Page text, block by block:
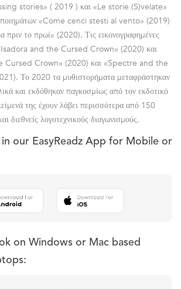
stories» ( 2019 ) και «Le storie (S)velate»
«Come cenci stesti al vento» (2019)
πριν το πρωί» (2020). Τις εικονογραφημένες
« Isadora and the Cursed Crown» (2020) και
Cursed Crown» (2020) και «Spectre and the
Το 2020 τα μυθιστορήματα μεταφράστηκαν
και εκδόθηκαν παγκοσμίως από τον εκδοτικό
της έχουν λάβει περισσότερα από 150
διεθνείς λογοτεχνικούς διαγωνισμούς.
in our EasyReadz App for Mobile or
on Windows or Mac based